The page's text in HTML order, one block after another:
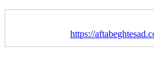
https://